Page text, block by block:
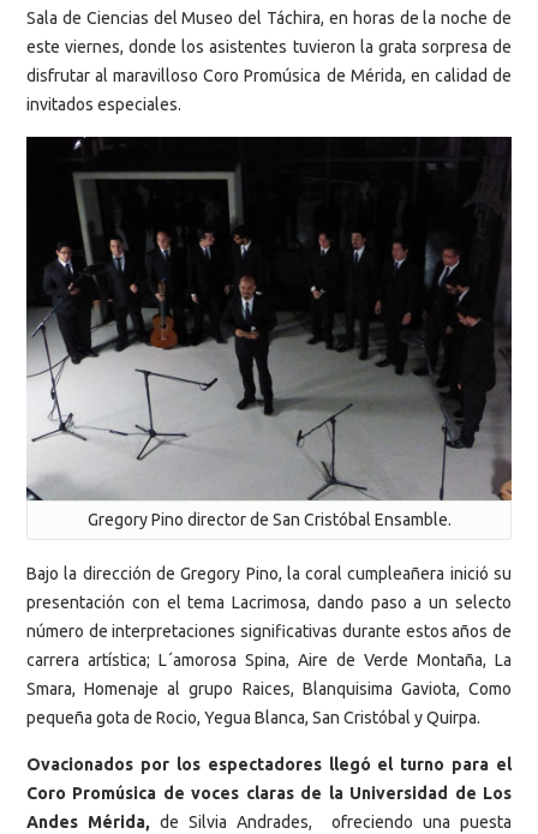
Sala de Ciencias del Museo del Táchira, en horas de la noche de
este viernes, donde los asistentes tuvieron la grata sorpresa de
disfrutar al maravilloso Coro Promúsica de Mérida, en calidad de
invitados especiales.
Gregory Pino director de San Cristóbal Ensamble.
Bajo la dirección de Gregory Pino, la coral cumpleañera inició su
presentación con el tema Lacrimosa, dando paso a un selecto
número de interpretaciones significativas durante estos años de
carrera artística; L´amorosa Spina, Aire de Verde Montaña, La
Smara, Homenaje al grupo Raices, Blanquisima Gaviota, Como
pequeña gota de Rocio, Yegua Blanca, San Cristóbal y Quirpa.
Ovacionados por los espectadores llegó el turno para el
Coro Promúsica de voces claras de la Universidad de Los
Andes Mérida, de Silvia Andrades, ofreciendo una puesta